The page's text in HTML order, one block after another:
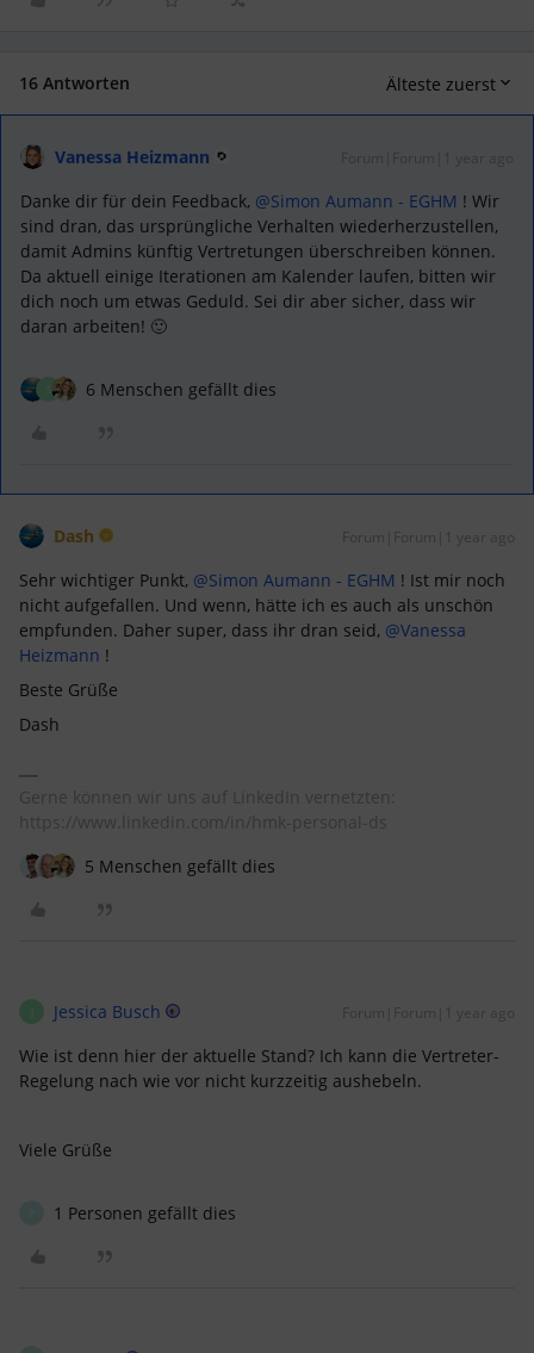
16 Antworten Älteste zuerst
Vanessa Heizmann
Danke dir für dein Feedback, ​ @Simon Aumann - EGHM ! Wir
sind dran, das ursprüngliche Verhalten wiederherzustellen,
damit Admins künftig Vertretungen überschreiben können.
Da aktuell einige Iterationen am Kalender laufen, bitten wir
dich noch um etwas Geduld. Sei dir aber sicher, dass wir
daran arbeiten! 🙂
6 Menschen gefällt dies
Dash Forum|Forum|1 year ago
Sehr wichtiger Punkt, ​ @Simon Aumann - EGHM ! Ist mir noch
nicht aufgefallen. Und wenn, hätte ich es auch als unschön
empfunden. Daher super, dass ihr dran seid, ​ @Vanessa
Heizmann !
Beste Grüße
Dash
Gerne können wir uns auf LinkedIn vernetzten:
https://www.linkedin.com/in/hmk-personal-ds
5 Menschen gefällt dies
Jessica Busch Forum|Forum|1 year ago
Wie ist denn hier der aktuelle Stand? Ich kann die Vertreter-
Regelung nach wie vor nicht kurzzeitig aushebeln.
Viele Grüße
1 Personen gefällt dies